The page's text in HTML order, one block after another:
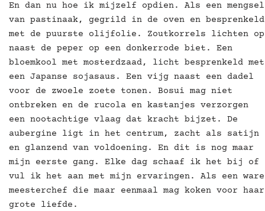
En dan nu hoe ik mijzelf opdien. Als een mengsel
van pastinaak, gegrild in de oven en besprenkeld
met de puurste olijfolie. Zoutkorrels lichten op
naast de peper op een donkerrode biet. Een
bloemkool met mosterdzaad, licht besprenkeld met
een Japanse sojasaus. Een vijg naast een dadel
voor de zwoele zoete tonen. Bosui mag niet
ontbreken en de rucola en kastanjes verzorgen
een nootachtige vlaag dat kracht bijzet. De
aubergine ligt in het centrum, zacht als satijn
en glanzend van voldoening. En dit is nog maar
mijn eerste gang. Elke dag schaaf ik het bij of
vul ik het aan met mijn ervaringen. Als een ware
meesterchef die maar eenmaal mag koken voor haar
grote liefde.